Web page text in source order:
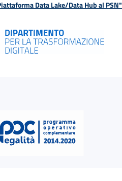
Data Lake/Data Hub al PSN"